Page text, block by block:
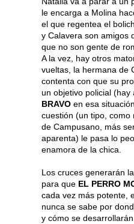
le encarga a Molina
el que regentea el
y Calavera son amigos
que no son gente de
A la vez, hay otros
vueltas, la hermana de
contenta con que su
un objetivo policial (hay
BRAVO en esa
cuestión (un tipo, como
de Campusano, más
aparenta) le pasa lo
enamora de la chica.
Los cruces generarán
para que EL PERRO
cada vez más potente,
nunca se sabe por
y cómo se